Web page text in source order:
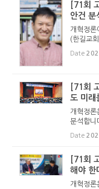
[71회
안건 분
개혁정론
(한길교
혁주의
로서, 안
Date
[71회
도 미래
개혁정론
분석합니
마찬가
를 조망
Date
[71회
해야 한
개혁정론